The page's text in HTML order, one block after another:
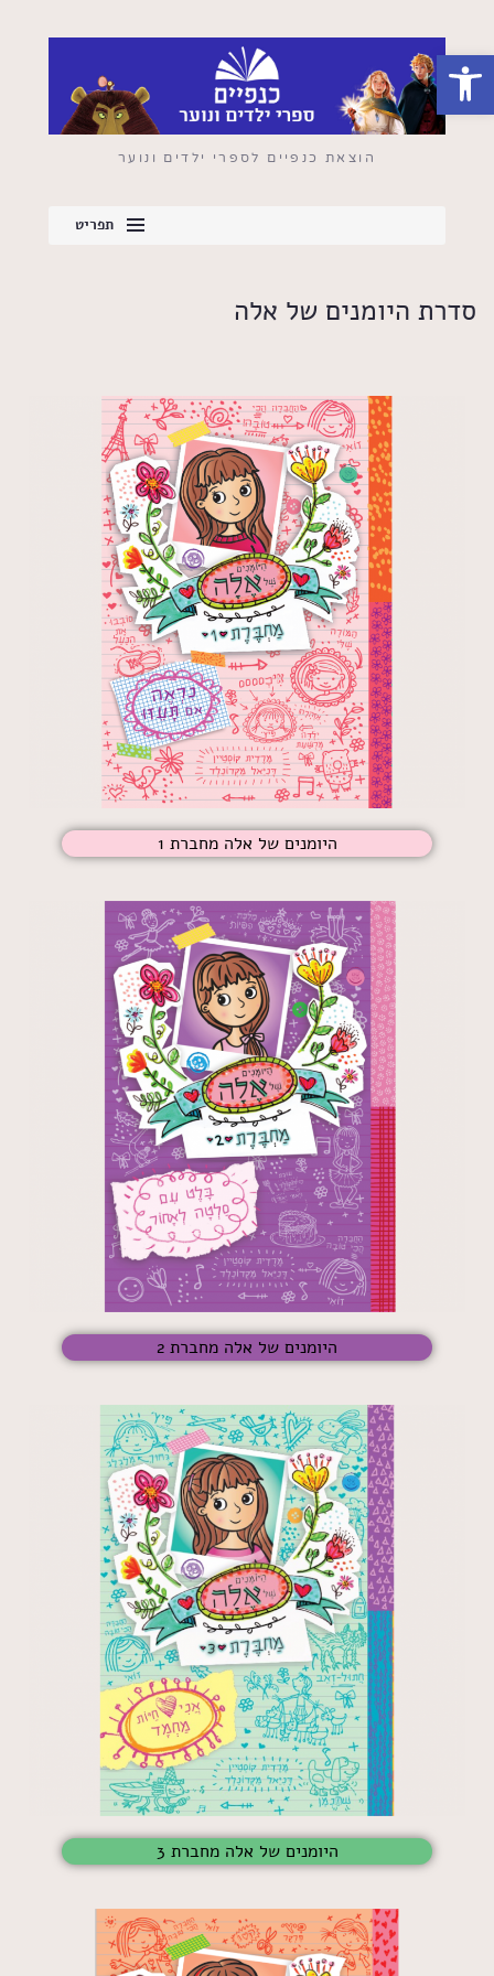
פתח סרגל נגישות
הוצאת כנפיים לספרי ילדים ונוער
תפריט
סדרת היומנים של אלה
היומנים של אלה מחברת 1
היומנים של אלה מחברת 2
היומנים של אלה מחברת 3